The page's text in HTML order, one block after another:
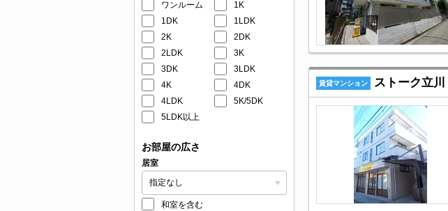
ワンルーム
1K
1DK
1LDK
2K
2DK
2LDK
3K
3DK
3LDK
4K
4DK
4LDK
5K/5DK
5LDK以上
お部屋の広さ
居室
和室を含む
賃貸マンション ストーク立川